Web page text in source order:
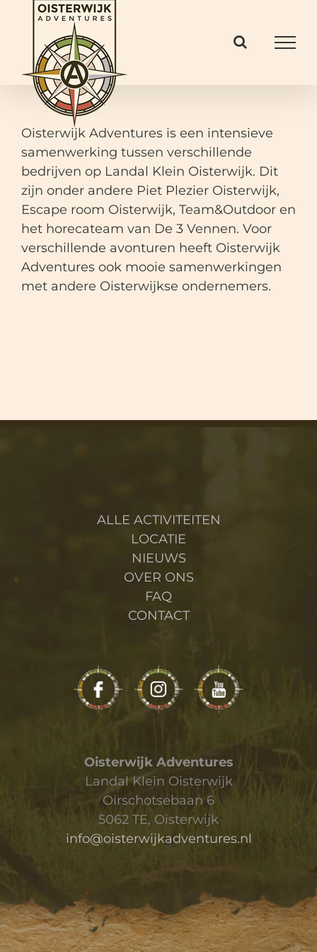
inhoud
Oisterwijk Adventures is een intensieve
samenwerking tussen verschillende
bedrijven op Landal Klein Oisterwijk. Dit
zijn onder andere Piet Plezier Oisterwijk,
Escape room Oisterwijk, Team&Outdoor en
het horecateam van De 3 Vennen. Voor
verschillende avonturen heeft Oisterwijk
Adventures ook mooie samenwerkingen
met andere Oisterwijkse ondernemers.
ALLE ACTIVITEITEN
LOCATIE
NIEUWS
OVER ONS
FAQ
CONTACT
Oisterwijk Adventures
Landal Klein Oisterwijk
Oirschotsebaan 6
5062 TE, Oisterwijk
info@oisterwijkadventures.nl